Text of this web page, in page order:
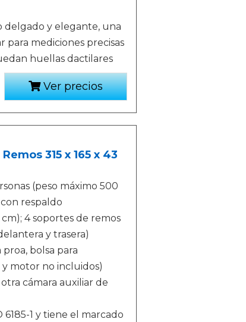
delgado y elegante, una
para mediciones precisas
huellas dactilares
Ver precios
315 x 165 x 43
(peso máximo 500
con respaldo
4 soportes de remos
y trasera)
bolsa para
motor no incluidos)
cámara auxiliar de
1 y tiene el marcado